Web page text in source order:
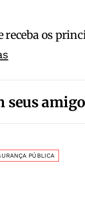
receba os
seus
PÚBLICA